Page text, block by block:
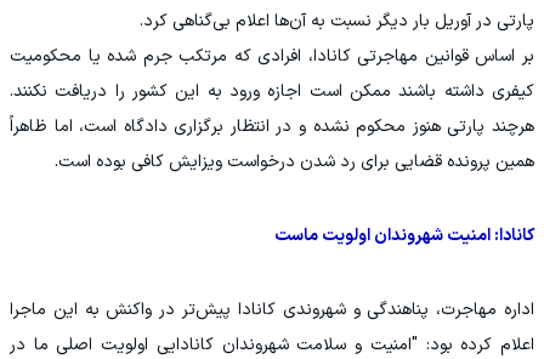
پارتی در آوریل بار دیگر نسبت به آن‌ها اعلام بی‌گناهی کرد.
بر اساس قوانین مهاجرتی کانادا، افرادی که مرتکب جرم شده یا محکومیت
کیفری داشته باشند ممکن است اجازه ورود به این کشور را دریافت نکنند.
هرچند پارتی هنوز محکوم نشده و در انتظار برگزاری دادگاه است، اما ظاهراً
همین پرونده قضایی برای رد شدن درخواست ویزایش کافی بوده است.
کانادا: امنیت شهروندان اولویت ماست
اداره مهاجرت، پناهندگی و شهروندی کانادا پیش‌تر در واکنش به این ماجرا
اعلام کرده بود: "امنیت و سلامت شهروندان کانادایی اولویت اصلی ما در